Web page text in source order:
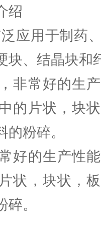
绍
应用于制药
块、结晶块和
非常好的生
的片状，块
粉碎。
好的生产性
状，块状，
。